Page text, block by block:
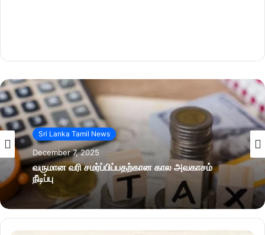
Sri Lanka Tamil News
December 7, 2025
வருமான வரி சமர்ப்பிப்பதற்கான கால அவகாசம்
நீடிப்பு